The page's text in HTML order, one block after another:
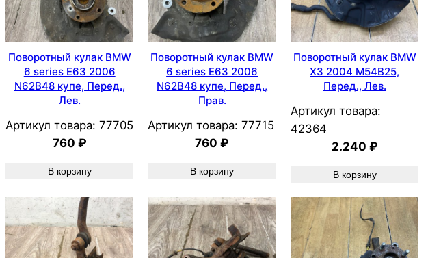
Поворотный кулак BMW
6 series E63 2006
N62B48 купе, Перед.,
Лев.
Артикул товара: 77705
760 ₽
В корзину
Поворотный кулак BMW
6 series E63 2006
N62B48 купе, Перед.,
Прав.
Артикул товара: 77715
760₽
В корзину
Поворотный кулак BMW
X3 2004 M54B25,
Перед., Лев.
Артикул товара:
42364
2.240 ₽
В корзину